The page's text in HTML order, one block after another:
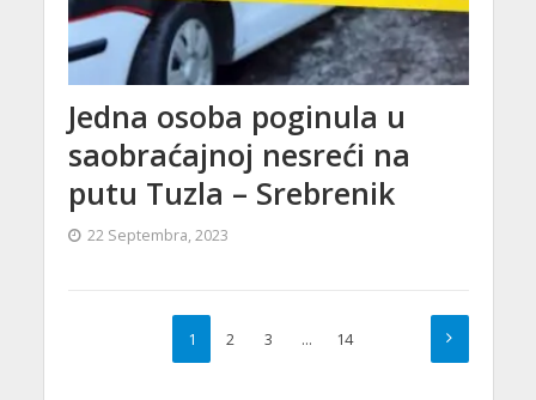
Jedna osoba poginula u
saobraćajnoj nesreći na
putu Tuzla – Srebrenik
22 Septembra, 2023
1 2 3 … 14